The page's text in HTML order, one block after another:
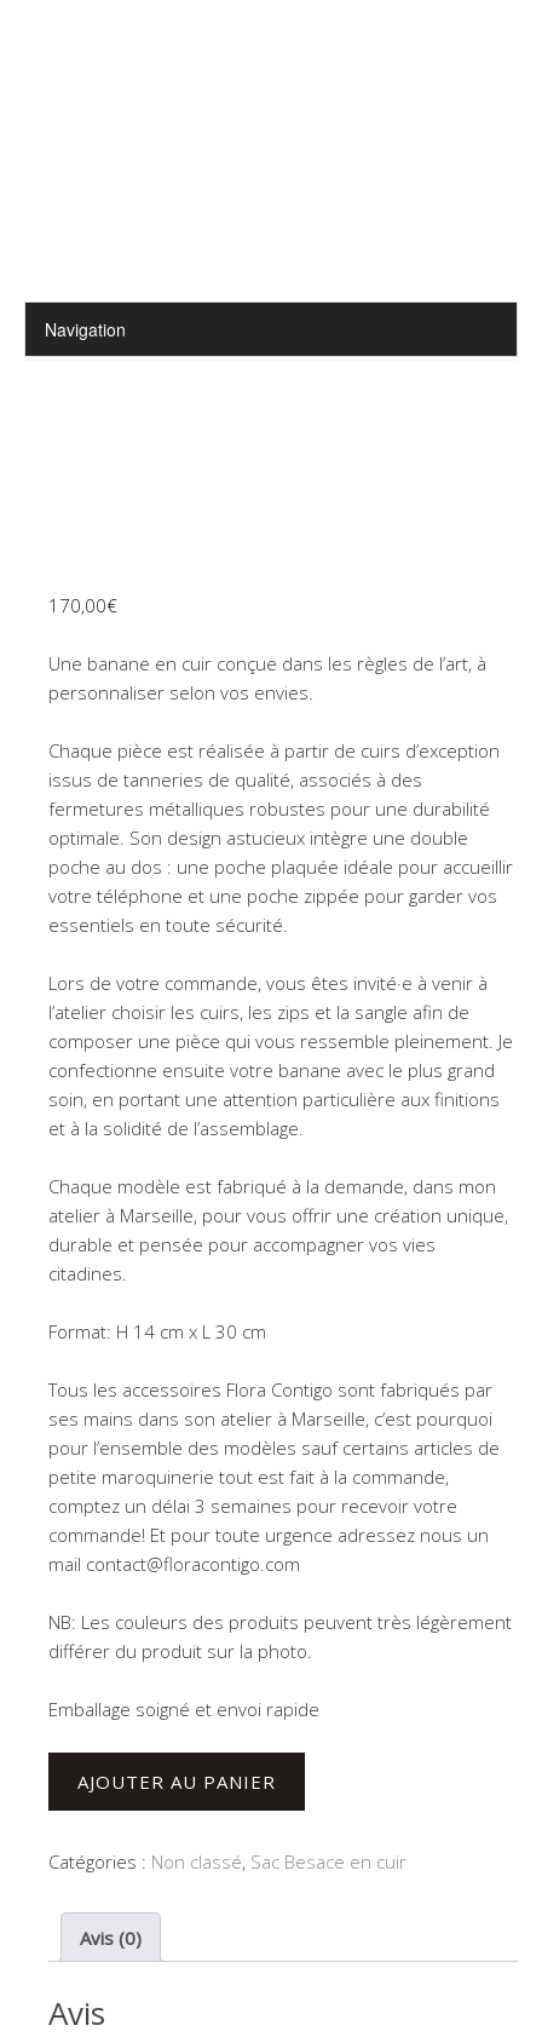
170,00€
Une banane en cuir conçue dans les règles de l’art, à
personnaliser selon vos envies.
Chaque pièce est réalisée à partir de cuirs d’exception
issus de tanneries de qualité, associés à des
fermetures métalliques robustes pour une durabilité
optimale. Son design astucieux intègre une double
poche au dos : une poche plaquée idéale pour accueillir
votre téléphone et une poche zippée pour garder vos
essentiels en toute sécurité.
Lors de votre commande, vous êtes invité·e à venir à
l’atelier choisir les cuirs, les zips et la sangle afin de
composer une pièce qui vous ressemble pleinement. Je
confectionne ensuite votre banane avec le plus grand
soin, en portant une attention particulière aux finitions
et à la solidité de l’assemblage.
Chaque modèle est fabriqué à la demande, dans mon
atelier à Marseille, pour vous offrir une création unique,
durable et pensée pour accompagner vos vies
citadines.
Format: H 14 cm x L 30 cm
Tous les accessoires Flora Contigo sont fabriqués par
ses mains dans son atelier à Marseille, c’est pourquoi
pour l’ensemble des modèles sauf certains articles de
petite maroquinerie tout est fait à la commande,
comptez un délai 3 semaines pour recevoir votre
commande! Et pour toute urgence adressez nous un
mail contact@floracontigo.com
NB: Les couleurs des produits peuvent très légèrement
différer du produit sur la photo.
Emballage soigné et envoi rapide
Banane
AJOUTER AU PANIER
Catégories : Non classé, Sac Besace en cuir
Avis (0)
Avis